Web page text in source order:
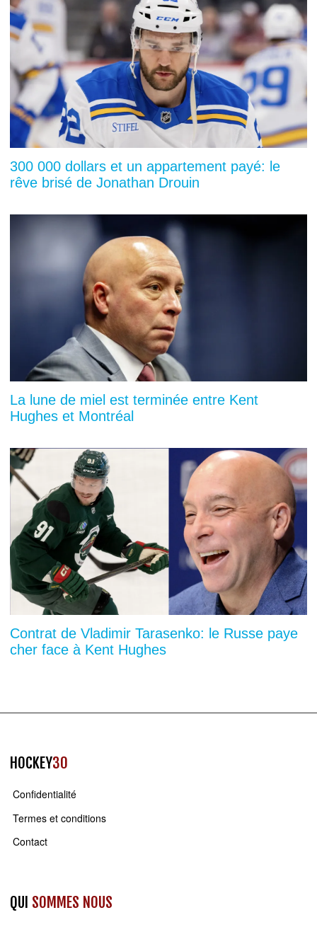
300 000 dollars et un appartement payé: le
rêve brisé de Jonathan Drouin
La lune de miel est terminée entre Kent
Hughes et Montréal
Contrat de Vladimir Tarasenko: le Russe paye
cher face à Kent Hughes
HOCKEY30
Confidentialité
Termes et conditions
Contact
QUI SOMMES NOUS